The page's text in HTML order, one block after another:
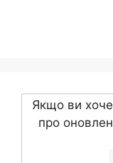
Якщо ви
про